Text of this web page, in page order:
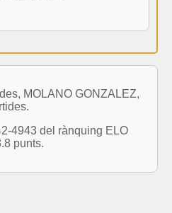
MOLANO GONZALEZ,
4943 del rànquing ELO
punts.